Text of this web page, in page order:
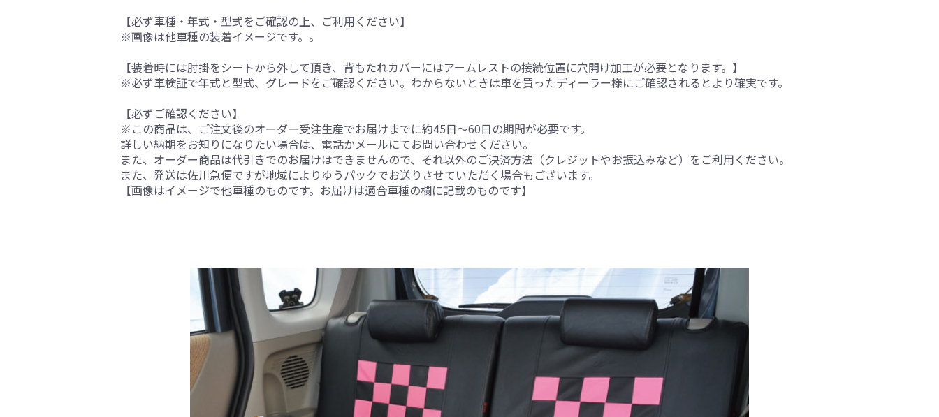
【必ず車種・年式・型式をご確認の上、ご利用ください】
※画像は他車種の装着イメージです。。
【装着時には肘掛をシートから外して頂き、背もたれカバーにはアームレストの接続位置に穴開け加工が必要となります。】
※必ず車検証で年式と型式、グレードをご確認ください。わからないときは車を買ったディーラー様にご確認されるとより確実です。
【必ずご確認ください】
※この商品は、ご注文後のオーダー受注生産でお届けまでに約45日～60日の期間が必要です。
詳しい納期をお知りになりたい場合は、電話かメールにてお問い合わせください。
また、オーダー商品は代引きでのお届けはできませんので、それ以外のご決済方法（クレジットやお振込みなど）をご利用ください。
また、発送は佐川急便ですが地域によりゆうパックでお送りさせていただく場合もございます。
【画像はイメージで他車種のものです。お届けは適合車種の欄に記載のものです】